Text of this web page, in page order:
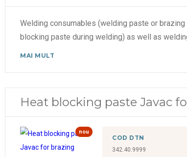
Welding consumables (welding paste or
blocking paste during welding) as well as
MAI MULT
Heat blocking paste Javac
nou
COD DTN
342.40.9999